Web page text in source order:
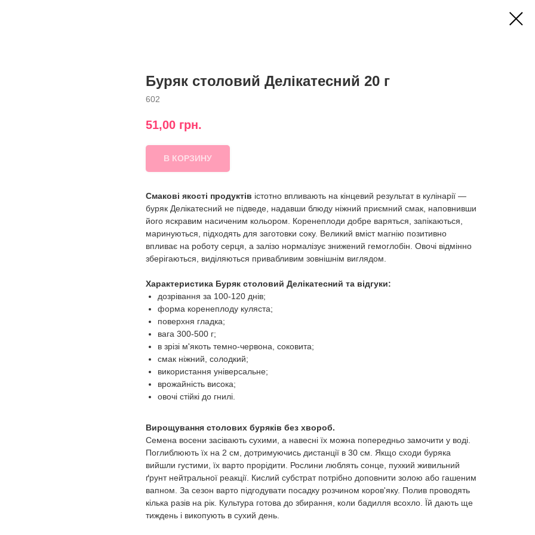
Буряк столовий Делікатесний 20 г
602
51,00 грн.
В КОРЗИНУ
Смакові якості продуктів істотно впливають на кінцевий результат в кулінарії —
буряк Делікатесний не підведе, надавши блюду ніжний приємний смак, наповнивши
його яскравим насиченим кольором. Коренеплоди добре варяться, запікаються,
маринуються, підходять для заготовки соку. Великий вміст магнію позитивно
впливає на роботу серця, а залізо нормалізує знижений гемоглобін. Овочі відмінно
зберігаються, виділяються привабливим зовнішнім виглядом.
Характеристика Буряк столовий Делікатесний та відгуки:
дозрівання за 100-120 днів;
форма коренеплоду куляста;
поверхня гладка;
вага 300-500 г;
в зрізі м'якоть темно-червона, соковита;
смак ніжний, солодкий;
використання універсальне;
врожайність висока;
овочі стійкі до гнилі.
Вирощування столових буряків без хвороб.
Семена восени засівають сухими, а навесні їх можна попередньо замочити у воді.
Поглиблюють їх на 2 см, дотримуючись дистанції в 30 см. Якщо сходи буряка
вийшли густими, їх варто прорідити. Рослини люблять сонце, пухкий живильний
ґрунт нейтральної реакції. Кислий субстрат потрібно доповнити золою або гашеним
вапном. За сезон варто підгодувати посадку розчином коров'яку. Полив проводять
кілька разів на рік. Культура готова до збирання, коли бадилля всохло. Їй дають ще
тиждень і викопують в сухий день.